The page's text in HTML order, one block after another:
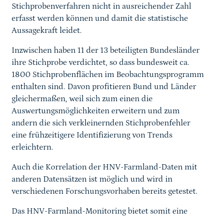
Stichprobenverfahren nicht in ausreichender Zahl
erfasst werden können und damit die statistische
Aussagekraft leidet.
Inzwischen haben 11 der 13 beteiligten Bundesländer
ihre Stichprobe verdichtet, so dass bundesweit ca.
1800 Stichprobenflächen im Beobachtungsprogramm
enthalten sind. Davon profitieren Bund und Länder
gleichermaßen, weil sich zum einen die
Auswertungsmöglichkeiten erweitern und zum
andern die sich verkleinernden Stichprobenfehler
eine frühzeitigere Identifizierung von Trends
erleichtern.
Auch die Korrelation der HNV-Farmland-Daten mit
anderen Datensätzen ist möglich und wird in
verschiedenen Forschungsvorhaben bereits getestet.
Das HNV-Farmland-Monitoring bietet somit eine